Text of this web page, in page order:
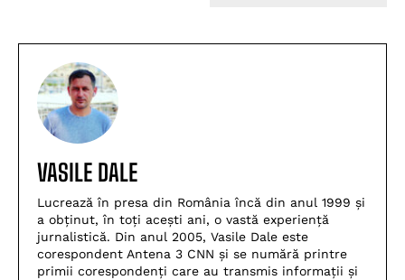
VASILE DALE
Lucrează în presa din România încă din anul 1999 și
a obținut, în toți acești ani, o vastă experiență
jurnalistică. Din anul 2005, Vasile Dale este
corespondent Antena 3 CNN și se numără printre
primii corespondenți care au transmis informații și